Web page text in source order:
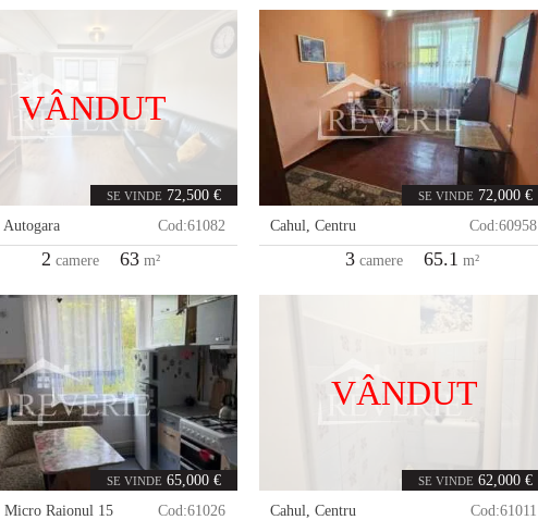
VÂNDUT
SE VINDE 72,500 €
Autogara Cod:61082
2 camere 63 m²
SE VINDE 72,000 €
Cahul,Centru Cod:60958
3 camere 65.1 m²
SE VINDE 65,000 €
Micro Raionul 15 Cod:61026
VÂNDUT
SE VINDE 62,000 €
Cahul,Centru Cod:61011